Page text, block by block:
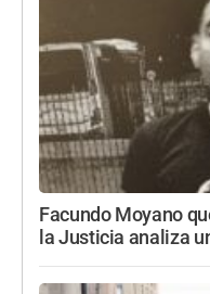
Facundo Moyano
la Justicia analiza